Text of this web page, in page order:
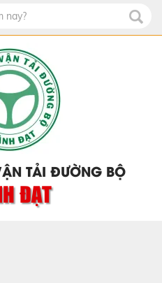
TẢI ĐƯỜNG BỘ
ĐẠT